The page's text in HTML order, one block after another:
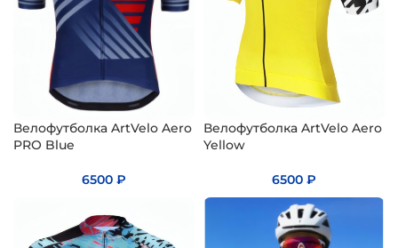
Велофутболка ArtVelo Aero
PRO Blue
6500 ₽
Велофутболка ArtVelo Aero
Yellow
6500 ₽